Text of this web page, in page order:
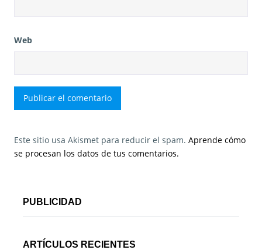
Web
Este sitio usa Akismet para reducir el spam. Aprende cómo
se procesan los datos de tus comentarios.
PUBLICIDAD
ARTÍCULOS RECIENTES